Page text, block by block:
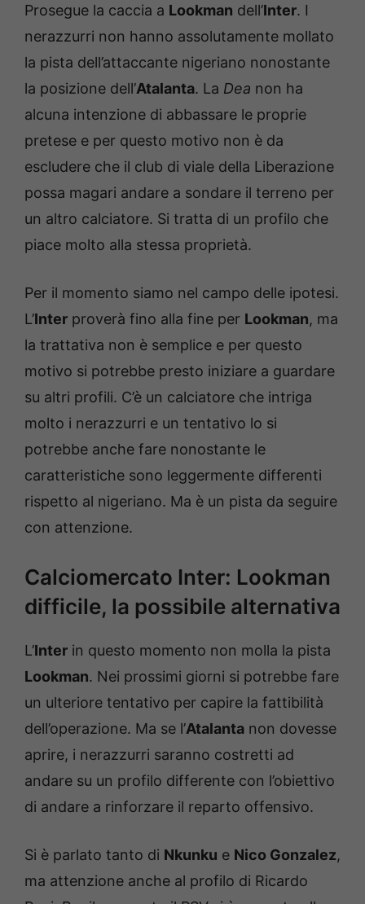
Prosegue la caccia a Lookman dell’Inter. I
nerazzurri non hanno assolutamente mollato
la pista dell’attaccante nigeriano nonostante
la posizione dell’Atalanta. La Dea non ha
alcuna intenzione di abbassare le proprie
pretese e per questo motivo non è da
escludere che il club di viale della Liberazione
possa magari andare a sondare il terreno per
un altro calciatore. Si tratta di un profilo che
piace molto alla stessa proprietà.
Per il momento siamo nel campo delle ipotesi.
L’Inter proverà fino alla fine per Lookman, ma
la trattativa non è semplice e per questo
motivo si potrebbe presto iniziare a guardare
su altri profili. C’è un calciatore che intriga
molto i nerazzurri e un tentativo lo si
potrebbe anche fare nonostante le
caratteristiche sono leggermente differenti
rispetto al nigeriano. Ma è un pista da seguire
con attenzione.
Calciomercato Inter: Lookman
difficile, la possibile alternativa
L’Inter in questo momento non molla la pista
Lookman. Nei prossimi giorni si potrebbe fare
un ulteriore tentativo per capire la fattibilità
dell’operazione. Ma se l’Atalanta non dovesse
aprire, i nerazzurri saranno costretti ad
andare su un profilo differente con l’obiettivo
di andare a rinforzare il reparto offensivo.
Si è parlato tanto di Nkunku e Nico Gonzalez,
ma attenzione anche al profilo di Ricardo